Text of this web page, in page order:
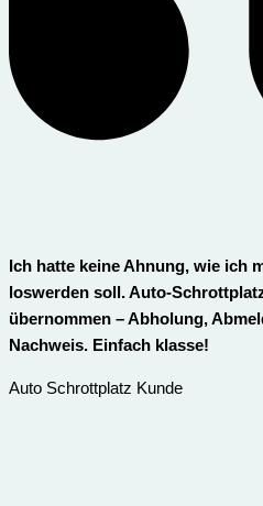
Ich hatte keine Ahnung, wie ich
loswerden soll. Auto-
übernommen – Abholung,
Nachweis. Einfach klasse!
Auto Schrottplatz Kunde